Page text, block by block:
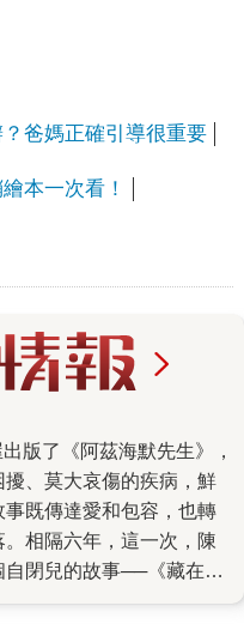
爸媽正確引導很重要
本一次看！
、莫大哀傷的疾病，鮮
既傳達愛和包容，也轉
相隔六年，這一次，陳
閉兒的故事──《藏在箱